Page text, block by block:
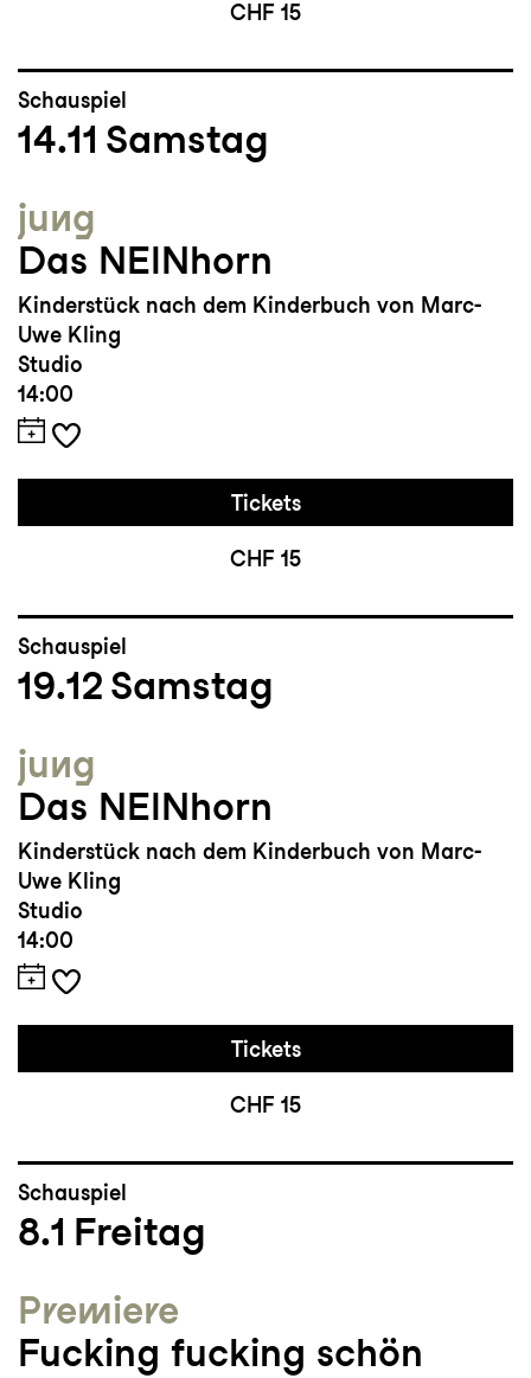
CHF 15
Schauspiel
14.11 Samstag
jung
Das NEINhorn
Kinderstück nach dem Kinderbuch von Marc-
Uwe Kling
Studio
14:00
Tickets
CHF 15
Schauspiel
19.12 Samstag
jung
Das NEINhorn
Kinderstück nach dem Kinderbuch von Marc-
Uwe Kling
Studio
14:00
Tickets
CHF 15
Schauspiel
8.1 Freitag
Premiere
Fucking fucking schön